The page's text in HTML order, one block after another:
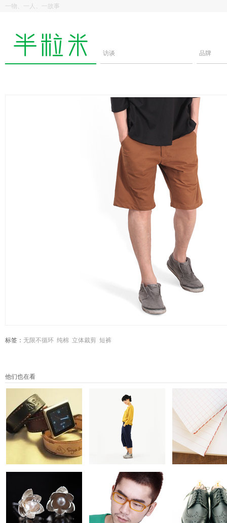
一物、一人、一故事
访谈 品牌
标签： 无限不循环 纯棉 立体裁剪 短裤
他们也在看